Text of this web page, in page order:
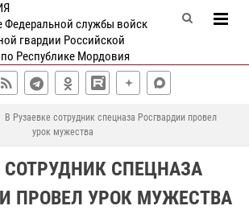
Федеральной службы войск
гвардии Российской
Республике Мордовия
В Рузаевке сотрудник спецназа Росгвардии провел
урок мужества
СОТРУДНИК СПЕЦНАЗА
ПРОВЕЛ УРОК МУЖЕСТВА